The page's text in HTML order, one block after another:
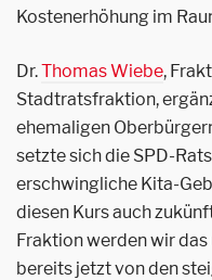
Kostenerhöhung im
Dr.Thomas Wiebe,
Stadtratsfraktion,
ehemaligen
setzte sich die SPD-
erschwingliche Kita-
diesen Kurs auch
Fraktion werden wir
bereits jetzt von den